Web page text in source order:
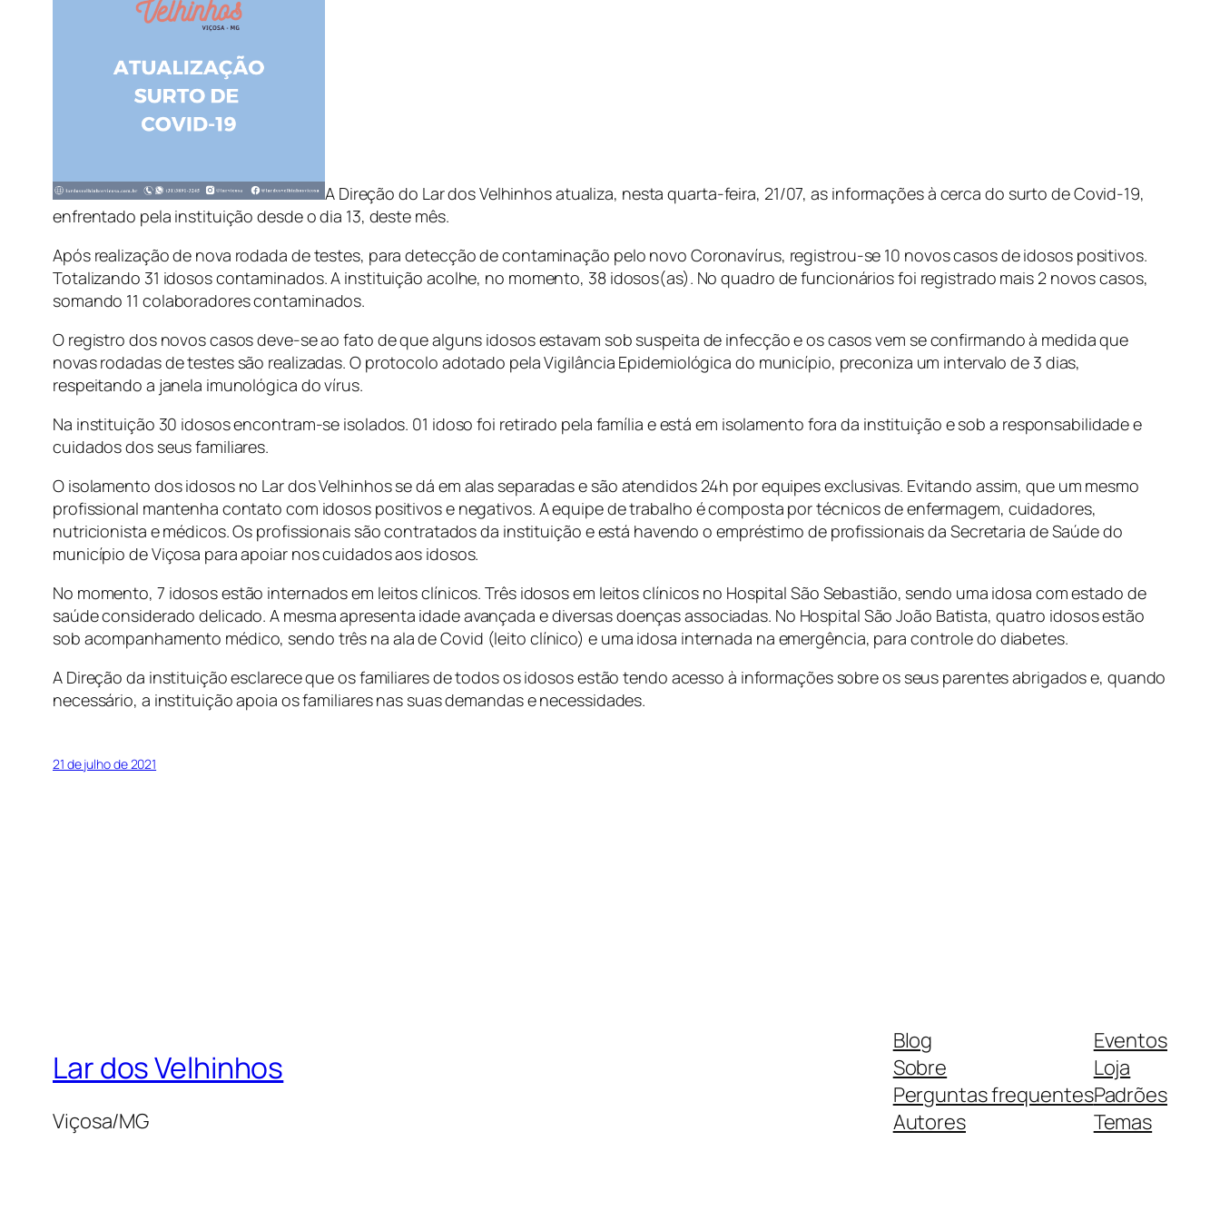
A Direção do Lar dos Velhinhos atualiza, nesta quarta-feira, 21/07, as informações à cerca do surto de Covid-19,
enfrentado pela instituição desde o dia 13, deste mês.
Após realização de nova rodada de testes, para detecção de contaminação pelo novo Coronavírus, registrou-se 10 novos casos de idosos positivos.
Totalizando 31 idosos contaminados. A instituição acolhe, no momento, 38 idosos(as). No quadro de funcionários foi registrado mais 2 novos casos,
somando 11 colaboradores contaminados.
O registro dos novos casos deve-se ao fato de que alguns idosos estavam sob suspeita de infecção e os casos vem se confirmando à medida que
novas rodadas de testes são realizadas. O protocolo adotado pela Vigilância Epidemiológica do município, preconiza um intervalo de 3 dias,
respeitando a janela imunológica do vírus.
Na instituição 30 idosos encontram-se isolados. 01 idoso foi retirado pela família e está em isolamento fora da instituição e sob a responsabilidade e
cuidados dos seus familiares.
O isolamento dos idosos no Lar dos Velhinhos se dá em alas separadas e são atendidos 24h por equipes exclusivas. Evitando assim, que um mesmo
profissional mantenha contato com idosos positivos e negativos. A equipe de trabalho é composta por técnicos de enfermagem, cuidadores,
nutricionista e médicos. Os profissionais são contratados da instituição e está havendo o empréstimo de profissionais da Secretaria de Saúde do
município de Viçosa para apoiar nos cuidados aos idosos.
No momento, 7 idosos estão internados em leitos clínicos. Três idosos em leitos clínicos no Hospital São Sebastião, sendo uma idosa com estado de
saúde considerado delicado. A mesma apresenta idade avançada e diversas doenças associadas. No Hospital São João Batista, quatro idosos estão
sob acompanhamento médico, sendo três na ala de Covid (leito clínico) e uma idosa internada na emergência, para controle do diabetes.
A Direção da instituição esclarece que os familiares de todos os idosos estão tendo acesso à informações sobre os seus parentes abrigados e, quando
necessário, a instituição apoia os familiares nas suas demandas e necessidades.
21 de julho de 2021
Lar dos Velhinhos
Viçosa/MG
Blog
Sobre
Perguntas frequentes
Autores
Eventos
Loja
Padrões
Temas